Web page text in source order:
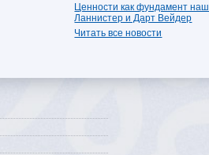
Ценности как фундамент
Ланнистер и Дарт Вейдер
Читать все новости